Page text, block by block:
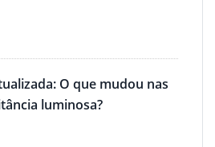
O que mudou nas
luminosa?